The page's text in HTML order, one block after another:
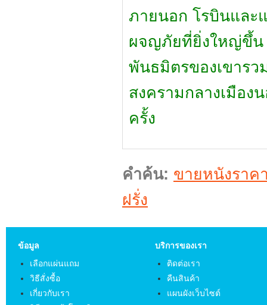
ภายนอก โรบินและ
ผจญภัยที่ยิ่งใหญ่ขึ้น
พันธมิตรของเขารว
สงครามกลางเมือง
ครั้ง
คำค้น: ขายหนังราค
ฝรั่ง
ข้อมูล
เลือกแผ่นแถม
วิธีสั่งซื้อ
เกี่ยวกับเรา
บริการของเรา
ติดต่อเรา
คืนสินค้า
แผนผังเว็บไซต์